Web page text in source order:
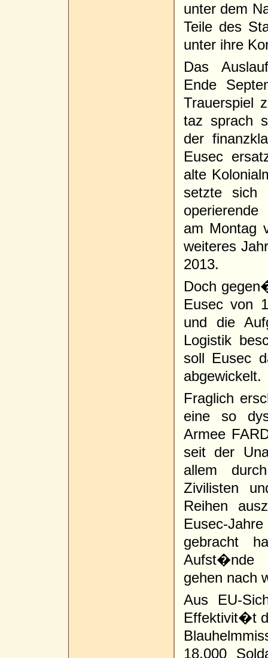
unter dem
Teile des
unter ihre
Das
Ende
Trauerspiel
taz sprach
der
Eusec
alte
setzte sich
operierende
am Montag
weiteres
2013.
Doch
Eusec von
und die
Logistik
soll Eusec
abgewickelt.
Fraglich
eine so
Armee
seit der
allem
Zivilisten
Reihen
Eusec-
gebracht
Aufst�nde
gehen nach
Aus EU-
Effektivit�t
18.000